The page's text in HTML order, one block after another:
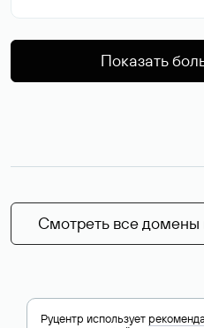
Показать
Смотреть все домены
Руцентр использует